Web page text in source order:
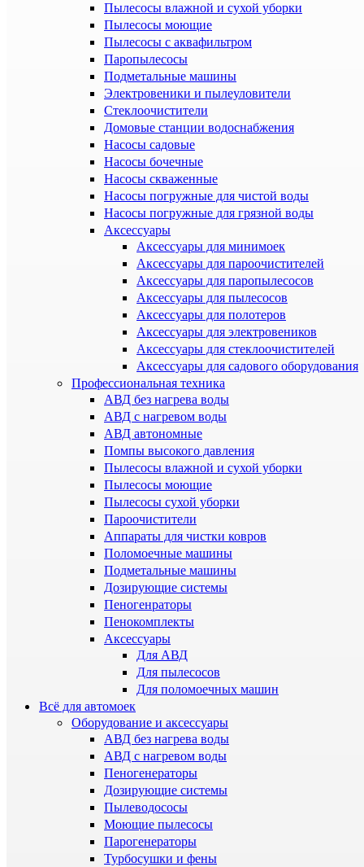
Пылесосы влажной и сухой уборки
Пылесосы моющие
Пылесосы с аквафильтром
Паропылесосы
Подметальные машины
Электровеники и пылеуловители
Стеклоочистители
Домовые станции водоснабжения
Насосы садовые
Насосы бочечные
Насосы скваженные
Насосы погружные для чистой воды
Насосы погружные для грязной воды
Аксессуары
Аксессуары для минимоек
Аксессуары для пароочистителей
Аксессуары для паропылесосов
Аксессуары для пылесосов
Аксессуары для полотеров
Аксессуары для электровеников
Аксессуары для стеклоочистителей
Аксессуары для садового оборудования
Профессиональная техника
АВД без нагрева воды
АВД с нагревом воды
АВД автономные
Помпы высокого давления
Пылесосы влажной и сухой уборки
Пылесосы моющие
Пылесосы сухой уборки
Пароочистители
Аппараты для чистки ковров
Поломоечные машины
Подметальные машины
Дозирующие системы
Пеногенраторы
Пенокомплекты
Аксессуары
Для АВД
Для пылесосов
Для поломоечных машин
Всё для автомоек
Оборудование и аксессуары
АВД без нагрева воды
АВД с нагревом воды
Пеногенераторы
Дозирующие системы
Пылеводососы
Моющие пылесосы
Парогенераторы
Турбосушки и фены